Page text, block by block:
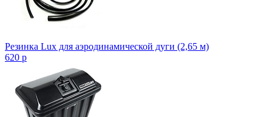
Резинка Lux для аэродинамической дуги (2,65 м)
620 p